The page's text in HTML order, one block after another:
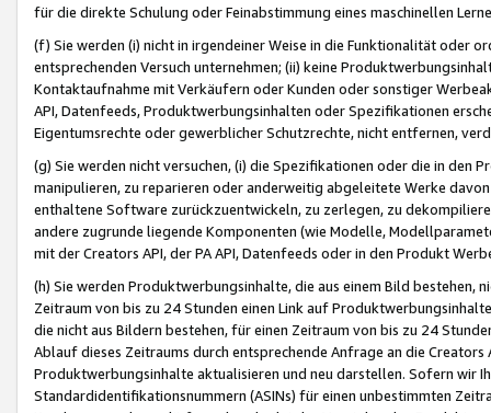
für die direkte Schulung oder Feinabstimmung eines maschinellen
(f) Sie werden (i) nicht in irgendeiner Weise in die Funktionalität oder
entsprechenden Versuch unternehmen; (ii) keine
Kontaktaufnahme mit Verkäufern oder Kunden oder sonstiger
API, Datenfeeds, Produktwerbungsinhalten oder Spezifikationen
Eigentumsrechte oder gewerblicher Schutzrechte, nicht entfernen,
(g) Sie werden nicht versuchen, (i) die Spezifikationen oder die in
manipulieren, zu reparieren oder anderweitig abgeleitete Werke
enthaltene Software zurückzuentwickeln, zu zerlegen, zu
andere zugrunde liegende Komponenten (wie Modelle,
mit der Creators API, der PA API, Datenfeeds oder in den Produkt
(h) Sie werden Produktwerbungsinhalte, die aus einem Bild bestehen,
Zeitraum von bis zu 24 Stunden einen Link auf
die nicht aus Bildern bestehen, für einen Zeitraum von bis zu 24
Ablauf dieses Zeitraums durch entsprechende Anfrage an die
Produktwerbungsinhalte aktualisieren und neu darstellen. Sofern wir
Standardidentifikationsnummern (ASINs) für einen unbestimmten